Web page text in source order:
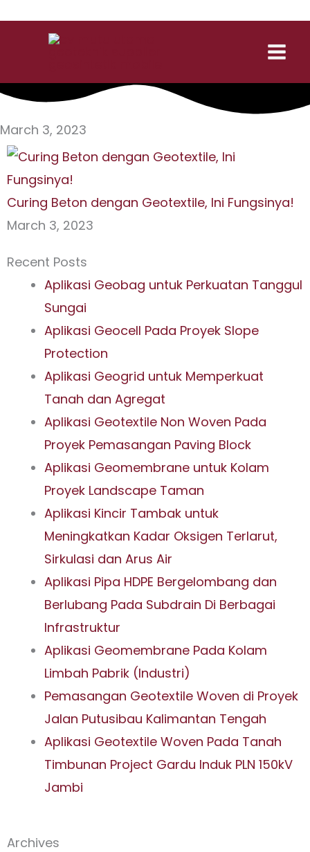
March 3, 2023
Curing Beton dengan Geotextile, Ini Fungsinya!
March 3, 2023
Recent Posts
Aplikasi Geobag untuk Perkuatan Tanggul
Sungai
Aplikasi Geocell Pada Proyek Slope
Protection
Aplikasi Geogrid untuk Memperkuat
Tanah dan Agregat
Aplikasi Geotextile Non Woven Pada
Proyek Pemasangan Paving Block
Aplikasi Geomembrane untuk Kolam
Proyek Landscape Taman
Aplikasi Kincir Tambak untuk
Meningkatkan Kadar Oksigen Terlarut,
Sirkulasi dan Arus Air
Aplikasi Pipa HDPE Bergelombang dan
Berlubang Pada Subdrain Di Berbagai
Infrastruktur
Aplikasi Geomembrane Pada Kolam
Limbah Pabrik (Industri)
Pemasangan Geotextile Woven di Proyek
Jalan Putusibau Kalimantan Tengah
Aplikasi Geotextile Woven Pada Tanah
Timbunan Project Gardu Induk PLN 150kV
Jambi
Archives